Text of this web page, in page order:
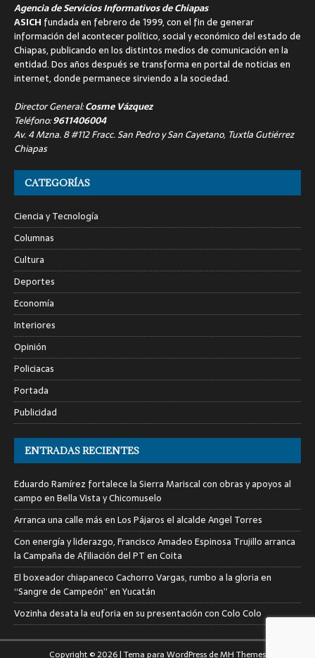
Agencia de Servicios Informativos de Chiapas
ASICH fundada en febrero de 1999, con el fin de generar
información del acontecer político, social y económico del estado de
Chiapas, publicando en los distintos medios de comunicación en la
entidad. Dos años después se transforma en portal de noticias en
internet, donde permanece sirviendo a la sociedad.
Director General:Cosme Vázquez
Teléfono:9611406004
Av. 4 Mzna. 8 #112 Fracc. San Pedro y San Cayetano, Tuxtla Gutiérrez
Chiapas
CATEGORÍAS
Ciencia y Tecnología
Columnas
Cultura
Deportes
Economía
Interiores
Opinión
Policiacas
Portada
Publicidad
ENTRADAS RECIENTES
Eduardo Ramírez fortalece la Sierra Mariscal con obras y apoyos al
campo en Bella Vista y Chicomuselo
Arranca una calle más en Los Pájaros el alcalde Angel Torres
Con energía y liderazgo, Francisco Amadeo Espinosa Trujillo arranca
la Campaña de Afiliación del PT en Coita
El boxeador chiapaneco Cachorro Vargas, rumbo a la gloria en
“Sangre de Campeón” en Yucatán
Vozinha desata la euforia en su presentación con Colo Colo
Copyright © 2026 | Tema para WordPress deMH Themes